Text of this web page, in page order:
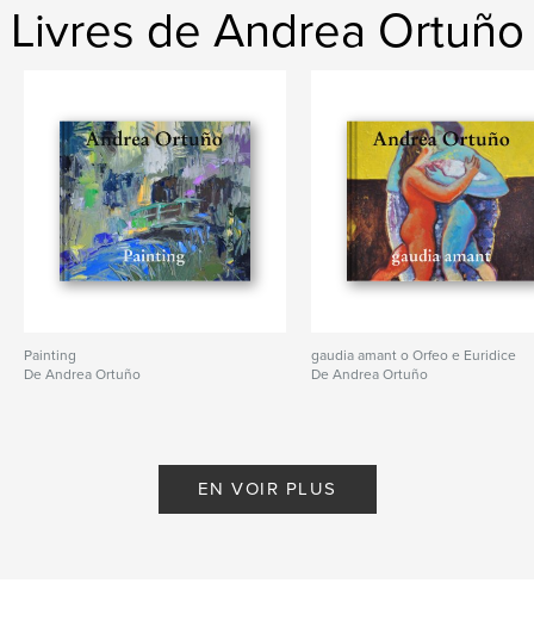
Livres de Andrea Ortuño
Painting
De Andrea Ortuño
gaudia amant o Orfeo e Euridice
De Andrea Ortuño
EN VOIR PLUS